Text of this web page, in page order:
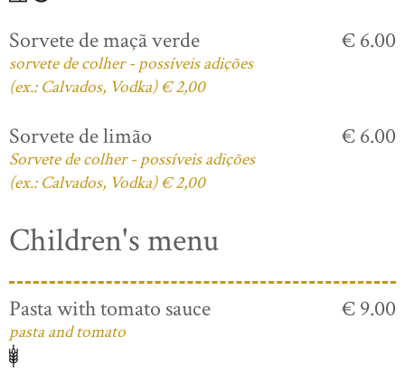
Sorvete de maçã verde
sorvete de colher - possíveis adições
(ex.: Calvados, Vodka) € 2,00
€ 6.00
Sorvete de limão
Sorvete de colher - possíveis adições
(ex.: Calvados, Vodka) € 2,00
€ 6.00
Children's menu
Pasta with tomato sauce
pasta and tomato
€ 9.00